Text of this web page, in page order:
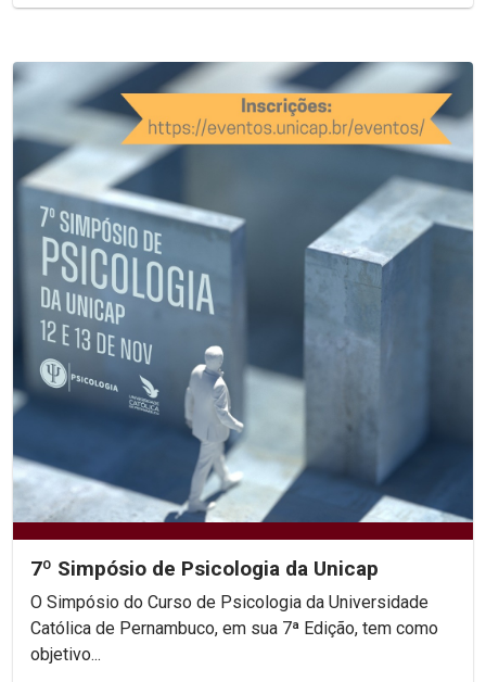
7º Simpósio de Psicologia da Unicap
O Simpósio do Curso de Psicologia da Universidade
Católica de Pernambuco, em sua 7ª Edição, tem como
objetivo...